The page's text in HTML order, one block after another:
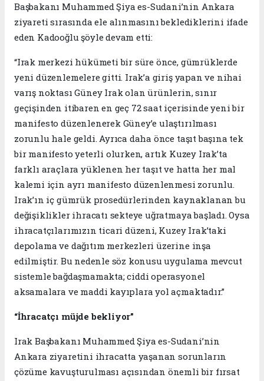
Başbakanı Muhammed Şiya es-Sudani’nin Ankara
ziyareti sırasında ele alınmasını beklediklerini ifade
eden Kadooğlu şöyle devam etti:
“Irak merkezi hükümeti bir süre önce, gümrüklerde
yeni düzenlemelere gitti. Irak’a giriş yapan ve nihai
varış noktası Güney Irak olan ürünlerin, sınır
geçişinden itibaren en geç 72 saat içerisinde yeni bir
manifesto düzenlenerek Güney’e ulaştırılması
zorunlu hale geldi. Ayrıca daha önce taşıt başına tek
bir manifesto yeterli olurken, artık Kuzey Irak’ta
farklı araçlara yüklenen her taşıt ve hatta her mal
kalemi için ayrı manifesto düzenlenmesi zorunlu.
Irak’ın iç gümrük prosedürlerinden kaynaklanan bu
değişiklikler ihracatı sekteye uğratmaya başladı. Oysa
ihracatçılarımızın ticari düzeni, Kuzey Irak’taki
depolama ve dağıtım merkezleri üzerine inşa
edilmiştir. Bu nedenle söz konusu uygulama mevcut
sistemle bağdaşmamakta; ciddi operasyonel
aksamalara ve maddi kayıplara yol açmaktadır.”
“İhracatçı müjde bekliyor”
Irak Başbakanı Muhammed Şiya es-Sudani’nin
Ankara ziyaretini ihracatta yaşanan sorunların
çözüme kavuşturulması açısından önemli bir fırsat